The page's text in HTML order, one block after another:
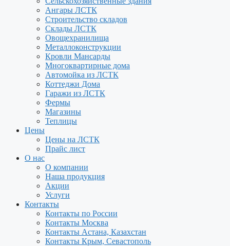
Ангары ЛСТК
Строительство складов
Склады ЛСТК
Овощехранилища
Металлоконструкции
Кровли Мансарды
Многоквартирные дома
Автомойка из ЛСТК
Коттеджи Дома
Гаражи из ЛСТК
Фермы
Магазины
Теплицы
Цены
Цены на ЛСТК
Прайс лист
О нас
О компании
Наша продукция
Акции
Услуги
Контакты
Контакты по России
Контакты Москва
Контакты Астана, Казахстан
Контакты Крым, Севастополь